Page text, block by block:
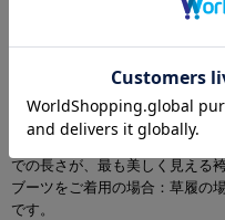
Sサイズ：紐下87(対応身長145-
Mサイズ：紐下91(対応身長
素材：ポリエステル100%
草履をご着用の場合：アンダー
での長さが、最も美しく見える
ブーツをご着用の場合：草履の
です。